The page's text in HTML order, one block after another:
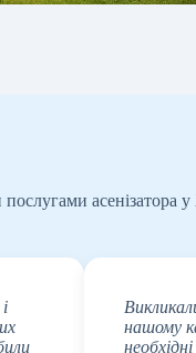
асенізатора
нашому